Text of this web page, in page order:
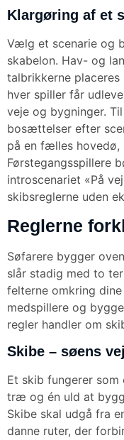
Klargøring af et
Vælg et scenarie og
skabelon. Hav- og
talbrikkerne
hver spiller får
veje og bygninger.
bosættelser efter
på en fælles
Førstegangsspillere
introscenariet «På
skibsreglerne uden
Reglerne
Søfarere bygger
slår stadig med to
felterne omkring
medspillere og
regler handler om
Skibe – søens
Et skib fungerer
træ og én uld at
Skibe skal udgå fra
danne ruter, der